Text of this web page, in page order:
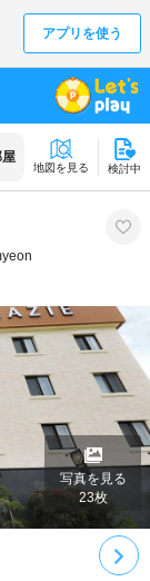
地図を見る 検討中
写真を見る
23枚